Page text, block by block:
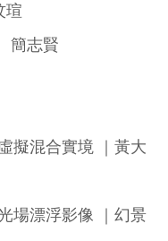
瑄
簡志賢
擬混合實境 ｜黃大
場漂浮影像 ｜幻景